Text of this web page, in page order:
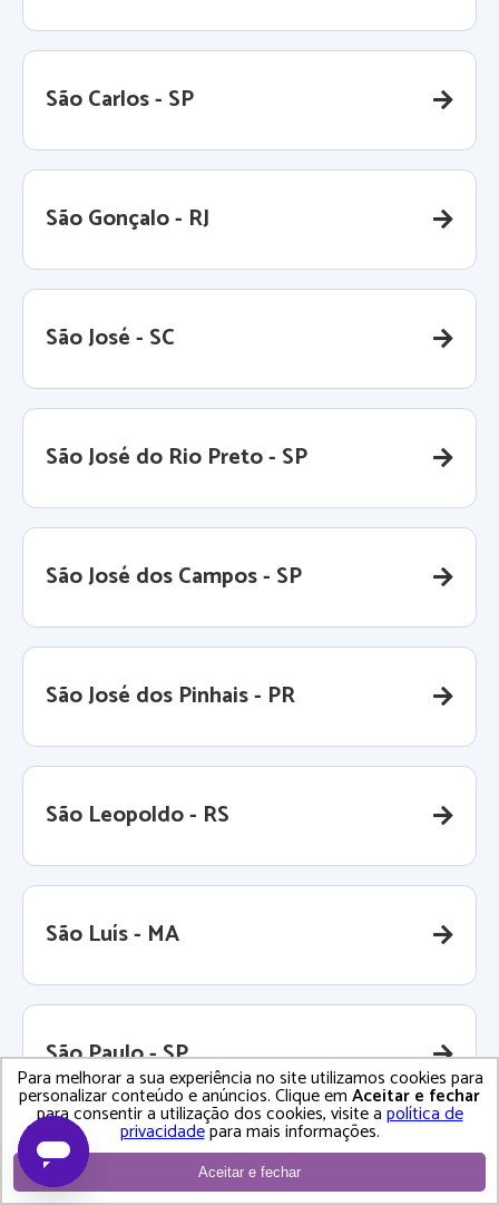
São Carlos - SP
São Gonçalo - RJ
São José - SC
São José do Rio Preto - SP
São José dos Campos - SP
São José dos Pinhais - PR
São Leopoldo - RS
São Luís - MA
São Paulo - SP
São Pedro da Aldeia - RJ
Para melhorar a sua experiência no site utilizamos cookies para
personalizar conteúdo e anúncios. Clique emAceitar e fechar
para consentir a utilização dos cookies, visite apolítica de
privacidadepara mais informações.
Aceitar e fechar